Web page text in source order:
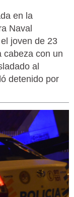
en la
Naval
joven de 23
cabeza con un
al
detenido por